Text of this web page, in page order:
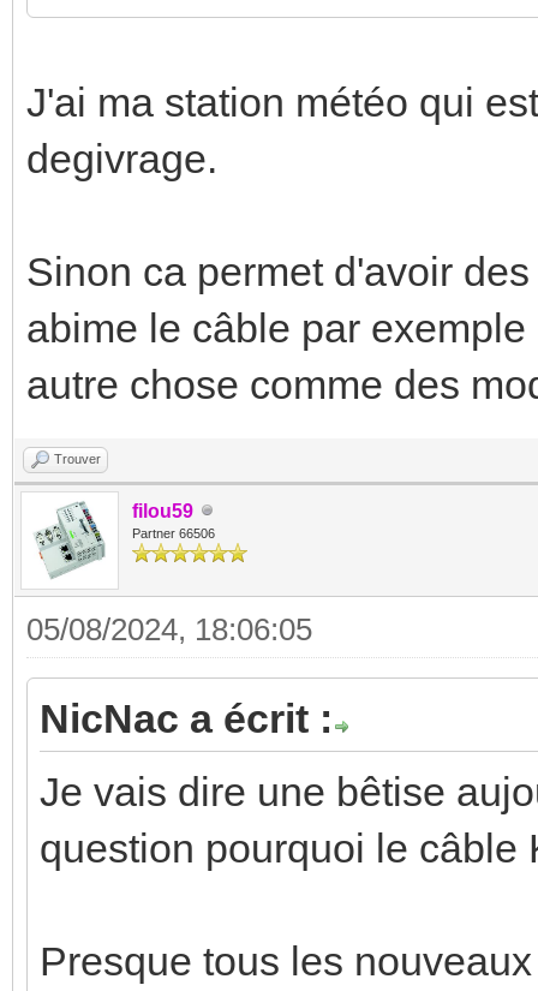
J'ai ma station météo qui
degivrage.
Sinon ca permet d'avoir
abime le câble par
autre chose comme des
Trouver
filou59
Partner 66506
05/08/2024, 18:06:05
NicNac a écrit :
Je vais dire une bêtise
question pourquoi le câble
Presque tous les